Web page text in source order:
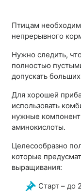
Птицам
непрерывного
Нужно следить,
полностью
допускать
Для хорошей
использовать
нужные
аминокислоты.
Целесообразно
которые
выращивания:
Старт – до